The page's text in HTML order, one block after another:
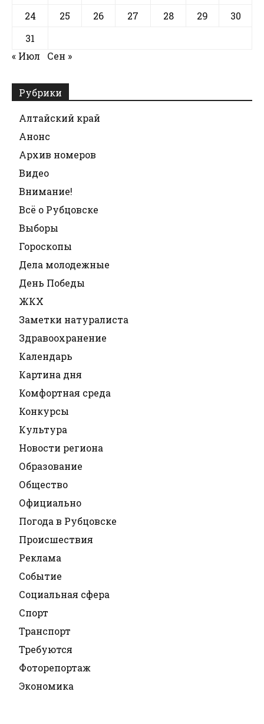
24
25 26 27 28 29
30
31
« Июл
Сен »
Рубрики
Алтайский край
Анонс
Архив номеров
Видео
Внимание!
Всё о Рубцовске
Выборы
Гороскопы
Дела молодежные
День Победы
ЖКХ
Заметки натуралиста
Здравоохранение
Календарь
Картина дня
Комфортная среда
Конкурсы
Культура
Новости региона
Образование
Общество
Официально
Погода в Рубцовске
Происшествия
Реклама
Событие
Социальная сфера
Спорт
Транспорт
Требуются
Фоторепортаж
Экономика